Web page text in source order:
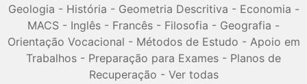
Geologia - História - Geometria Descritiva - Economia -
MACS - Inglês - Francês - Filosofia - Geografia -
Orientação Vocacional - Métodos de Estudo - Apoio em
Trabalhos - Preparação para Exames - Planos de
Recuperação - Ver todas